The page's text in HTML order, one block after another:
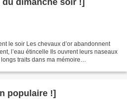
dimanche soir !]
le soir Les chevaux d’or abandonnent
l’eau étincelle Ils ouvrent leurs naseaux
traits dans ma mémoire…
populaire !]